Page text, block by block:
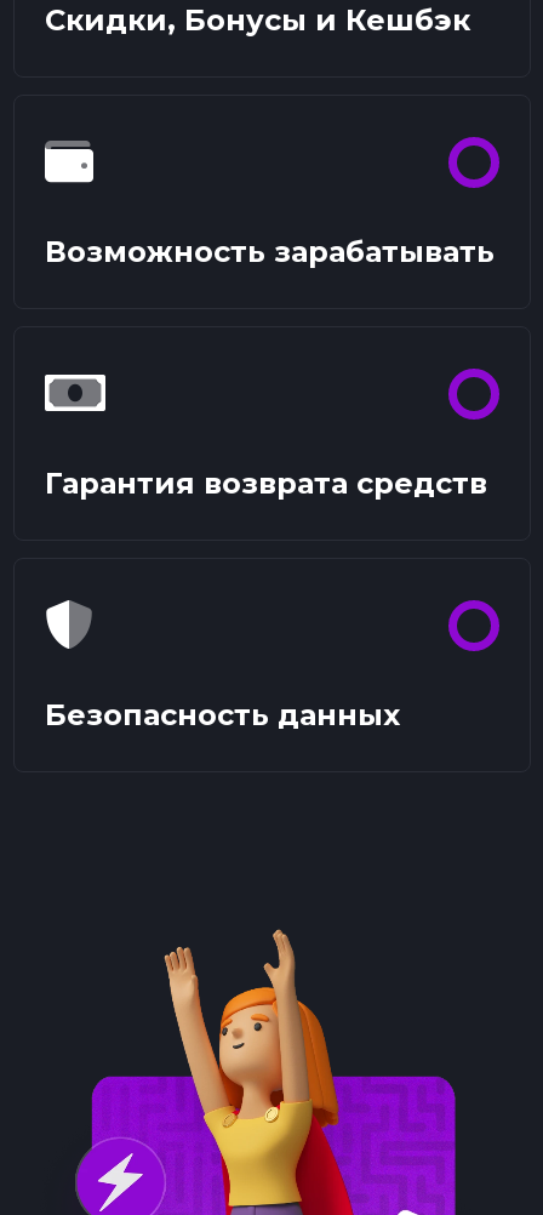
Скидки, Бонусы и Кешбэк
Возможность зарабатывать
Гарантия возврата средств
Безопасность данных